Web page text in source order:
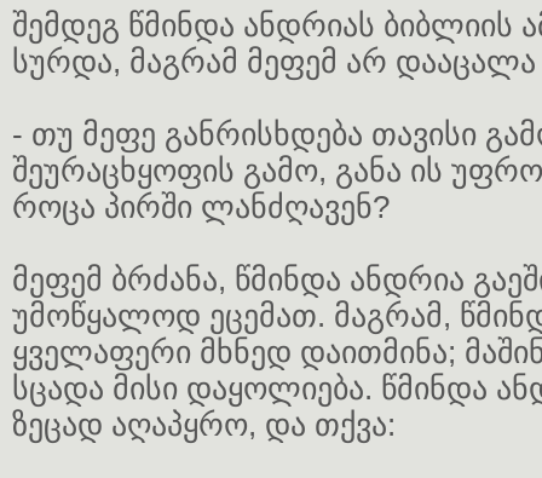
შემდეგ წმინდა ანდრიას ბიბლიის
სურდა, მაგრამ მეფემ არ დააცალა
- თუ მეფე განრისხდება თავისი
შეურაცხყოფის გამო, განა ის
როცა პირში ლანძღავენ?
მეფემ ბრძანა, წმინდა ანდრია
უმოწყალოდ ეცემათ. მაგრამ,
ყველაფერი მხნედ დაითმინა;
სცადა მისი დაყოლიება. წმინდა
ზეცად აღაპყრო, და თქვა: